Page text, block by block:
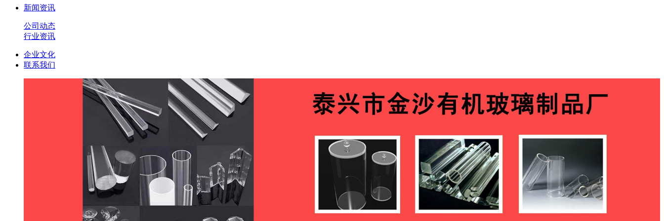
新闻资讯
公司动态
行业资讯
企业文化
联系我们